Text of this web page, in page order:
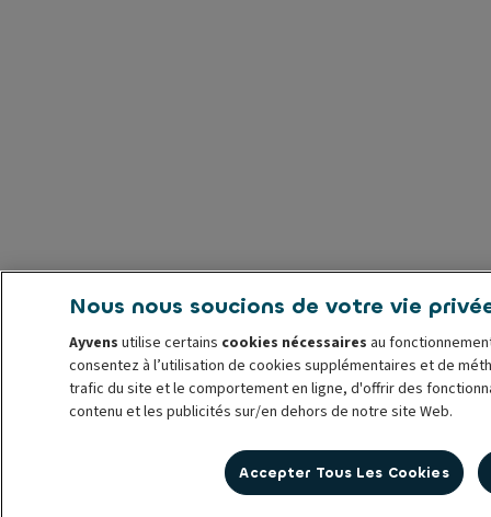
Nous nous soucions de votre vie
Ayvens utilise certains cookies nécessaires au
consentez à l’utilisation de cookies supplémentaires et de
trafic du site et le comportement en ligne, d'offrir des
contenu et les publicités sur/en dehors de notre site Web.
gérer les cookies
ou retirer votre
utilisation jusqu’à la révocation. Pour plus d’informations,
Accepter Tous Les Cookies